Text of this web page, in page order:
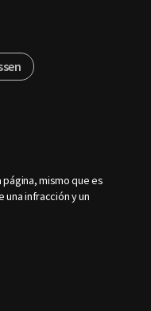
mismo que es
una infracción y un